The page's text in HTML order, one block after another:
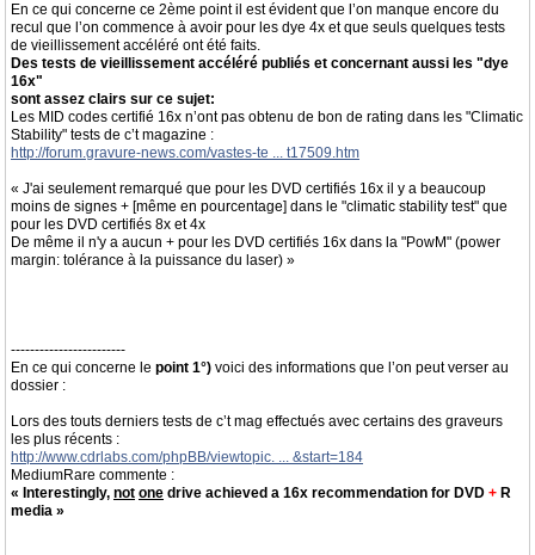
En ce qui concerne ce 2ème point il est évident que l’on manque encore du
recul que l’on commence à avoir pour les dye 4x et que seuls quelques tests
de vieillissement accéléré ont été faits.
Des tests de vieillissement accéléré publiés et concernant aussi les "dye
16x"
sont assez clairs sur ce sujet:
Les MID codes certifié 16x n’ont pas obtenu de bon de rating dans les "Climatic
Stability" tests de c’t magazine :
http://forum.gravure-news.com/vastes-te ... t17509.htm
« J'ai seulement remarqué que pour les DVD certifiés 16x il y a beaucoup
moins de signes + [même en pourcentage] dans le "climatic stability test" que
pour les DVD certifiés 8x et 4x
De même il n'y a aucun + pour les DVD certifiés 16x dans la "PowM" (power
margin: tolérance à la puissance du laser) »
------------------------
En ce qui concerne le point 1°) voici des informations que l’on peut verser au
dossier :
Lors des touts derniers tests de c’t mag effectués avec certains des graveurs
les plus récents :
http://www.cdrlabs.com/phpBB/viewtopic. ... &start=184
MediumRare commente :
« Interestingly, not one drive achieved a 16x recommendation for DVD + R
media »